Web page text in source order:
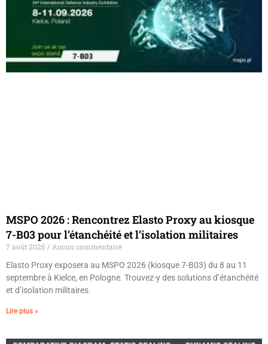
MSPO 2026 : Rencontrez Elasto Proxy au kiosque
7-B03 pour l’étanchéité et l’isolation militaires
7 août 2026
Aucun commentaire
Elasto Proxy exposera au MSPO 2026 (kiosque 7-B03) du 8 au 11
septembre à Kielce, en Pologne. Trouvez-y des solutions d’étanchéité
et d’isolation militaires.
Lire plus »